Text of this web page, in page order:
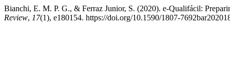
Bianchi, E. M. P. G., & Ferraz Junior, S. (2020). e-Qualifácil:
Review, 17(1), e180154. https://doi.org/10.1590/1807-